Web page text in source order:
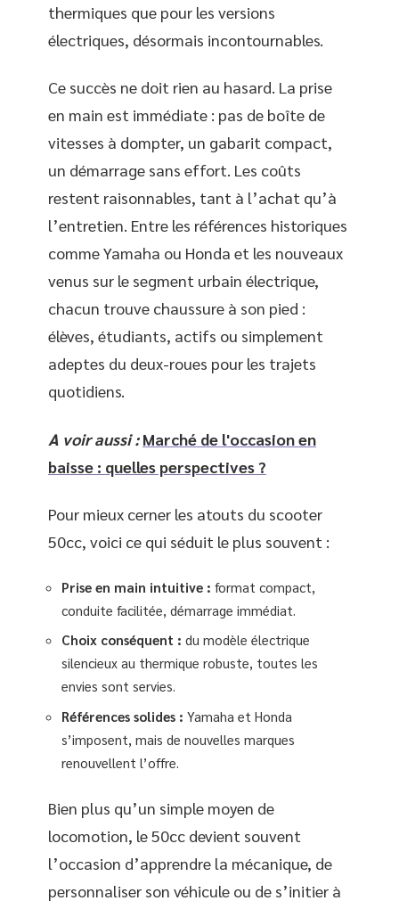
thermiques que pour les versions
électriques, désormais incontournables.
Ce succès ne doit rien au hasard. La prise
en main est immédiate : pas de boîte de
vitesses à dompter, un gabarit compact,
un démarrage sans effort. Les coûts
restent raisonnables, tant à l’achat qu’à
l’entretien. Entre les références historiques
comme Yamaha ou Honda et les nouveaux
venus sur le segment urbain électrique,
chacun trouve chaussure à son pied :
élèves, étudiants, actifs ou simplement
adeptes du deux-roues pour les trajets
quotidiens.
A voir aussi : Marché de l'occasion en
baisse : quelles perspectives ?
Pour mieux cerner les atouts du scooter
50cc, voici ce qui séduit le plus souvent :
Prise en main intuitive : format compact,
conduite facilitée, démarrage immédiat.
Choix conséquent : du modèle électrique
silencieux au thermique robuste, toutes les
envies sont servies.
Références solides : Yamaha et Honda
s’imposent, mais de nouvelles marques
renouvellent l’offre.
Bien plus qu’un simple moyen de
locomotion, le 50cc devient souvent
l’occasion d’apprendre la mécanique, de
personnaliser son véhicule ou de s’initier à